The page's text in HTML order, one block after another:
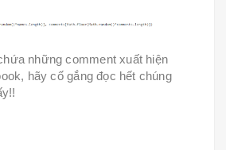
những comment xuất hiện
hãy cố gắng đọc hết chúng